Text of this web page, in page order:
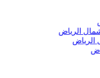
الرياض